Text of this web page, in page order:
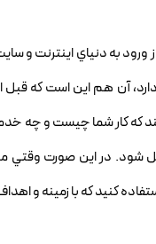
به دنياي اينترنت و
آن هم اين است که قبل
که کار شما چيست و چه
شود. در اين صورت
کنيد که با زمينه و